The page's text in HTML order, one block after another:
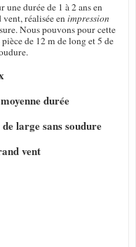
durée de 1 à 2 ans en
réalisée enimpression
Nous pouvons pour cette
de 12 m de long et 5 de
durée
large sans soudure
vent